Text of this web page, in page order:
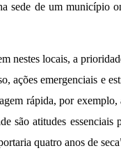
sede de um município
nestes locais, a
ações emergenciais e
rápida, por
são atitudes
quatro anos de